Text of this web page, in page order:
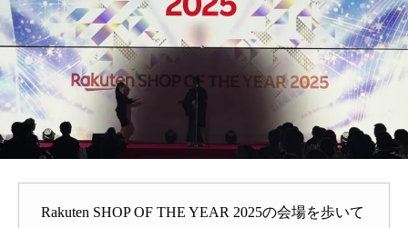
Rakuten SHOP OF THE YEAR 2025の会場を歩いて